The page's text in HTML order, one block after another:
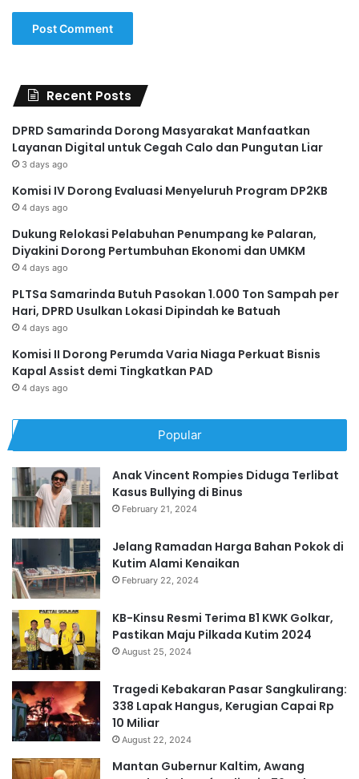
Recent Posts
DPRD Samarinda Dorong Masyarakat Manfaatkan
Layanan Digital untuk Cegah Calo dan Pungutan Liar
3 days ago
Komisi IV Dorong Evaluasi Menyeluruh Program DP2KB
4 days ago
Dukung Relokasi Pelabuhan Penumpang ke Palaran,
Diyakini Dorong Pertumbuhan Ekonomi dan UMKM
4 days ago
PLTSa Samarinda Butuh Pasokan 1.000 Ton Sampah per
Hari, DPRD Usulkan Lokasi Dipindah ke Batuah
4 days ago
Komisi II Dorong Perumda Varia Niaga Perkuat Bisnis
Kapal Assist demi Tingkatkan PAD
4 days ago
Popular
Anak Vincent Rompies Diduga Terlibat
Kasus Bullying di Binus
February 21, 2024
Jelang Ramadan Harga Bahan Pokok di
Kutim Alami Kenaikan
February 22, 2024
KB-Kinsu Resmi Terima B1 KWK Golkar,
Pastikan Maju Pilkada Kutim 2024
August 25, 2024
Tragedi Kebakaran Pasar Sangkulirang:
338 Lapak Hangus, Kerugian Capai Rp
10 Miliar
August 22, 2024
Mantan Gubernur Kaltim, Awang